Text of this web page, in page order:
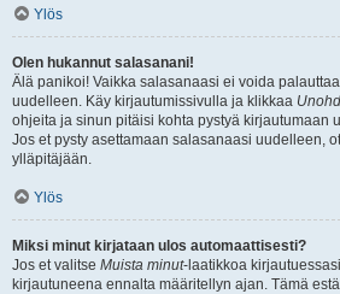
Ylös
Olen hukannut salasanani!
Älä panikoi! Vaikka salasanaasi ei voida
uudelleen. Käy kirjautumissivulla ja klikkaa
ohjeita ja sinun pitäisi kohta pystyä kirjautumaan
Jos et pysty asettamaan salasanaasi uudelleen,
ylläpitäjään.
Ylös
Miksi minut kirjataan ulos automaattisesti?
Jos et valitse Muista minut-laatikkoa
kirjautuneena ennalta määritellyn ajan. Tämä